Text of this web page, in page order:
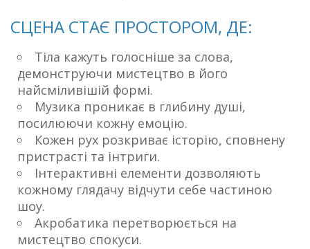
СЦЕНА СТАЄ ПРОСТОРОМ, ДЕ:
Тіла кажуть голосніше за слова,
демонструючи мистецтво в його
найсміливішій формі.
Музика проникає в глибину душі,
посилюючи кожну емоцію.
Кожен рух розкриває історію, сповнену
пристрасті та інтриги.
Інтерактивні елементи дозволяють
кожному глядачу відчути себе частиною
шоу.
Акробатика перетворюється на
мистецтво спокуси.